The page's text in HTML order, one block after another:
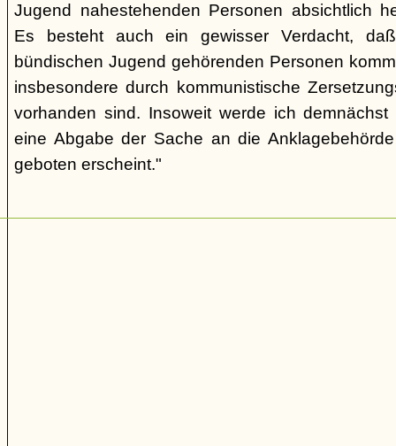
Jugend nahestehenden Personen absichtlich
Es besteht auch ein gewisser Verdacht,
bündischen Jugend gehörenden Personen
insbesondere durch kommunistische
vorhanden sind. Insoweit werde ich
eine Abgabe der Sache an die
geboten erscheint."